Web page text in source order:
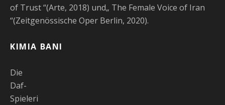
of Trust “(Arte, 2018) und„ The Female Voice of Iran
“(Zeitgenössische Oper Berlin, 2020).
KIMIA BANI
Die
Daf-
Spieleri